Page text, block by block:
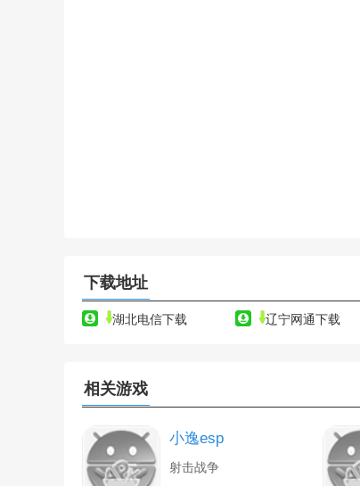
下载地址
湖北电信下载 辽宁网通下载
相关游戏
小逸esp
射击战争